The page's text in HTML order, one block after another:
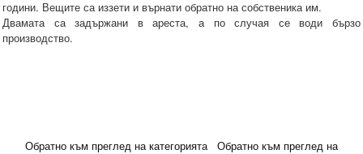
години. Вещите са иззети и върнати обратно на собственика им.
Двамата са задържани в ареста, а по случая се води бързо
производство.
Обратно към преглед на категорията
Обратно към преглед на